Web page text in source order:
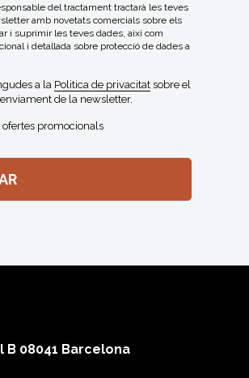
del tractament tractarà les teves
amb novetats comercials sobre els
i suprimir les teves dades, així com
i detallada sobre protecció de dades a
a la Politica de privacitatsobre el
de la newsletter.
promocionals
B 08041 Barcelona